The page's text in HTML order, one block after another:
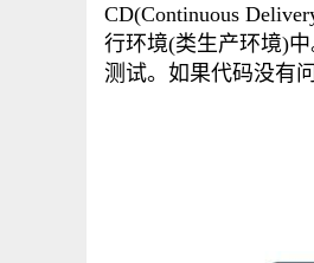
CD(Continuous
行环境(类生产环境)
测试。如果代码没有